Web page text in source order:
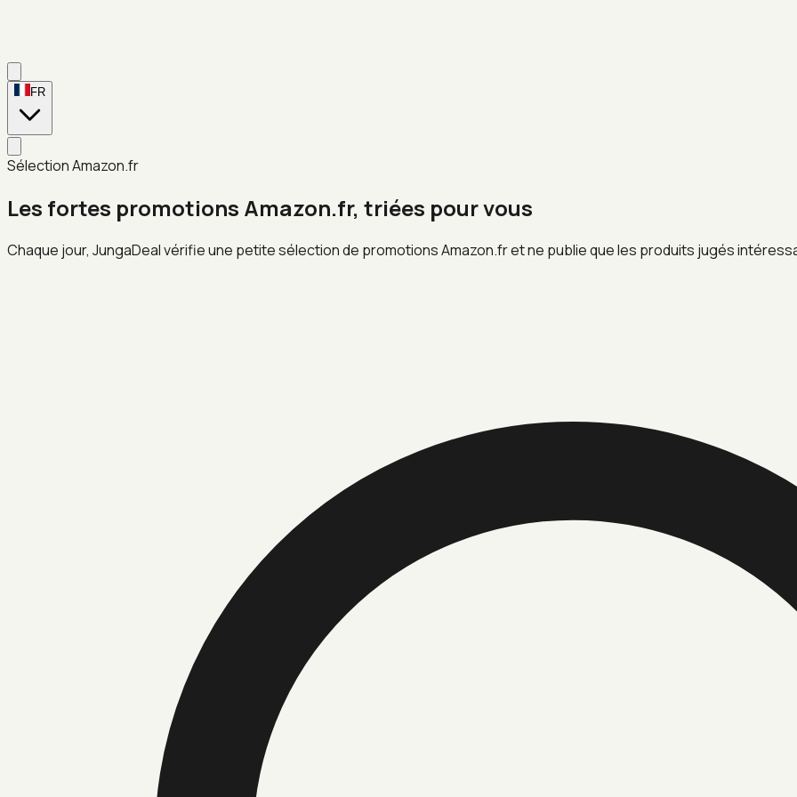
FR
Sélection Amazon.fr
Les fortes promotions Amazon.fr, triées pour vous
Chaque jour, JungaDeal vérifie une petite sélection de promotions Amazon.fr et ne publie que les produits jugés